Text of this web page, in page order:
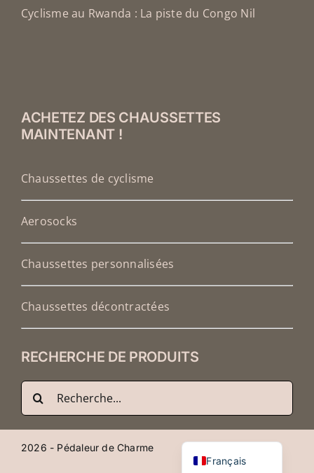
Cyclisme au Rwanda : La piste du Congo Nil
ACHETEZ DES CHAUSSETTES
MAINTENANT !
Chaussettes de cyclisme
Aerosocks
Chaussettes personnalisées
Chaussettes décontractées
RECHERCHE DE PRODUITS
Recherche
:
2026 - Pédaleur de Charme
Français
English (UK)